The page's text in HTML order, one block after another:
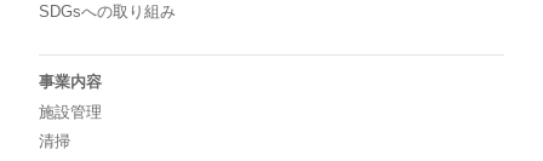
SDGsへの取り組み
事業内容
施設管理
清掃